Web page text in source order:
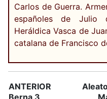
Carlos de Guerra.
españoles de Julio
Heráldica Vasca de
catalana de Francisco
ANTERIOR
Berna 3